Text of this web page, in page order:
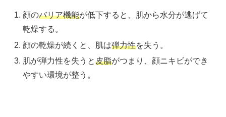
顔のバリア機能が低下すると、肌から水分が逃げて
乾燥する。
顔の乾燥が続くと、肌は弾力性を失う。
肌が弾力性を失うと皮脂がつまり、顔ニキビができ
やすい環境が整う。